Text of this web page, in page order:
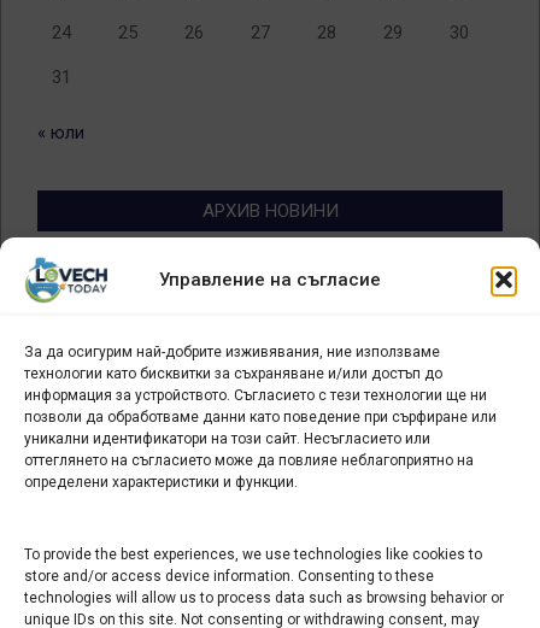
Управление на съгласие
За да осигурим най-добрите изживявания, ние използваме
технологии като бисквитки за съхраняване и/или достъп до
информация за устройството. Съгласието с тези технологии ще ни
позволи да обработваме данни като поведение при сърфиране или
уникални идентификатори на този сайт. Несъгласието или
оттеглянето на съгласието може да повлияе неблагоприятно на
определени характеристики и функции.
To provide the best experiences, we use technologies like cookies to
store and/or access device information. Consenting to these
technologies will allow us to process data such as browsing behavior or
unique IDs on this site. Not consenting or withdrawing consent, may
24 25 26 27 28 29 30
31
« юли
АРХИВ НОВИНИ
Архив
новини
БИЗНЕС
Арт галерия "Мостове" – магазин за изкуство
СЕВЕРОЗАПАДА ИНФОРМАЦИОНЕН БИЗНЕС
ТУРИСТИЧЕСКИ КЛЪСТЕР
ИНСТИТУЦИИ В ЛОВЕЧ
Административен съд Ловеч